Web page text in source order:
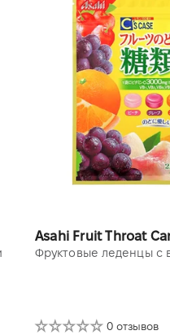
Asahi Fruit Throat
Фруктовые леденцы с
0 отзывов